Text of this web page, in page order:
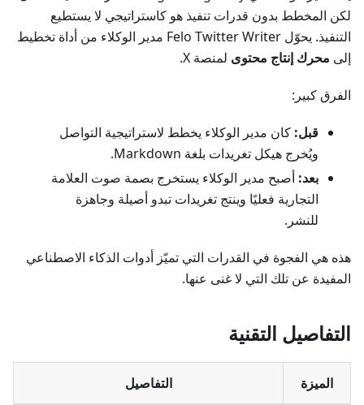
لكن المخطط بدون قدرات تنفيذ هو كاستراتيجي لا يستطيع
التنفيذ. يحوّل Felo Twitter Writer مدير الوكلاء من أداة تخطيط
إلى محرك إنتاج محتوى لمنصة X.
الفرق كبير:
قبل: كان مدير الوكلاء يخطط لاستراتيجية التواصل
ويُخرج هيكل تغريدات بلغة Markdown.
بعد: أصبح مدير الوكلاء يستخرج بصمة صوت العلامة
التجارية فعليًا وينتج تغريدات تبدو أصيلة وجاهزة
للنشر.
هذه هي الفجوة في القدرات التي تميّز أدوات الذكاء الاصطناعي
المفيدة عن تلك التي لا غنى عنها.
التفاصيل التقنية
الميزة التفاصيل